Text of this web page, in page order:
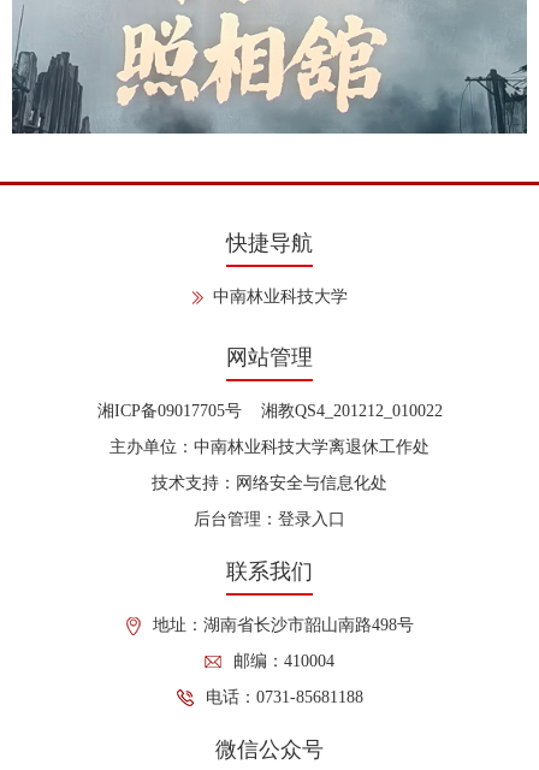
快捷导航
中南林业科技大学
网站管理
湘ICP备09017705号 湘教QS4_201212_010022
主办单位：中南林业科技大学离退休工作处
技术支持：网络安全与信息化处
后台管理： 登录入口
联系我们
地址：湖南省长沙市韶山南路498号
邮编：410004
电话：0731-85681188
微信公众号